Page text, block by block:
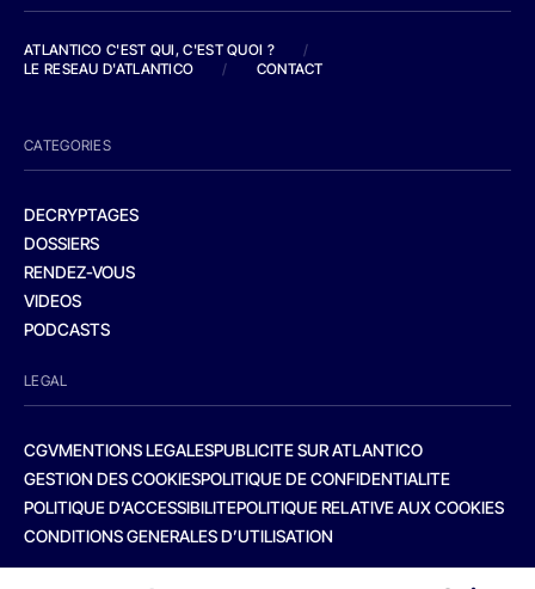
ATLANTICO C'EST QUI, C'EST QUOI ?
/
LE RESEAU D'ATLANTICO
/ CONTACT
CATEGORIES
DECRYPTAGES
DOSSIERS
RENDEZ-VOUS
VIDEOS
PODCASTS
LEGAL
CGVMENTIONS LEGALESPUBLICITE SUR ATLANTICO
GESTION DES COOKIESPOLITIQUE DE CONFIDENTIALITE
POLITIQUE D’ACCESSIBILITEPOLITIQUE RELATIVE AUX COOKIES
CONDITIONS GENERALES D’UTILISATION